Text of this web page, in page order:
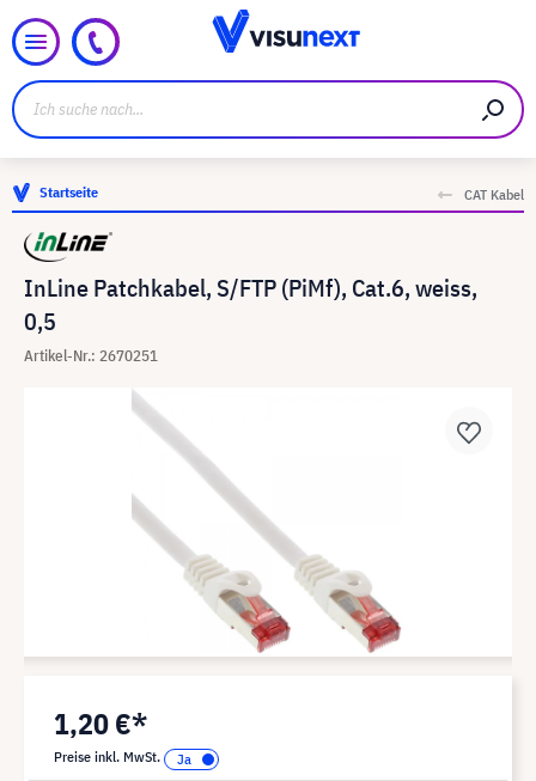
Startseite CAT Kabel
InLine Patchkabel, S/FTP (PiMf), Cat.6, weiss,
0,5
Artikel-Nr.: 2670251
1,20 €*
Preise inkl. MwSt.